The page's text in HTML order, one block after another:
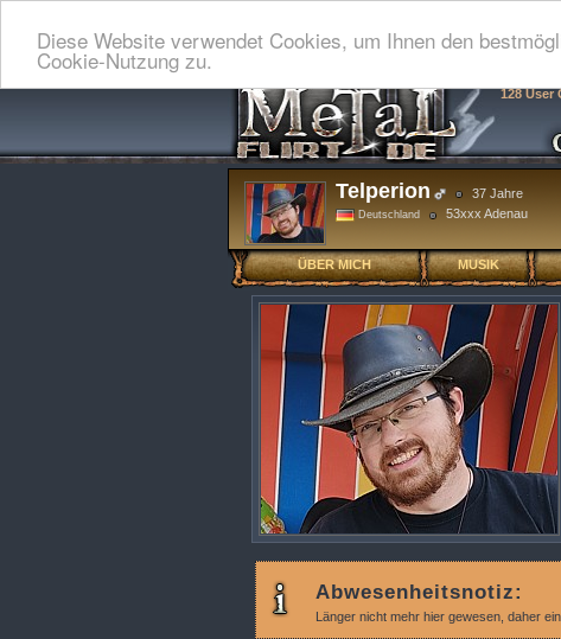
Diese Website verwendet Cookies, um Ihnen den
Cookie-Nutzung zu.
128 User
Telperion 37 Jahre
Deutschland 53xxx Adenau
ÜBER MICH MUSIK
Abwesenheitsnotiz:
Länger nicht mehr hier gewesen, daher